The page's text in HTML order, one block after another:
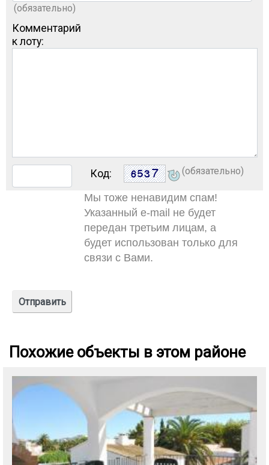
(обязательно)
Комментарий
к лоту:
Код: (обязательно)
Мы тоже ненавидим спам!
Указанный e-mail не будет
передан третьим лицам, а
будет использован только для
связи с Вами.
Похожие объекты в этом районе